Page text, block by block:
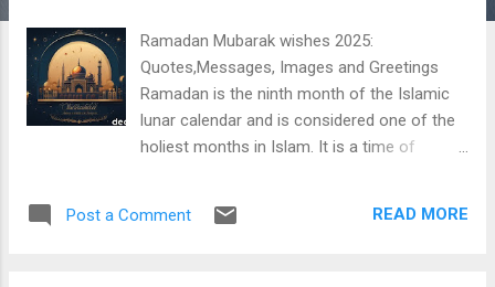
Ramadan Mubarak wishes 2025:
Quotes,Messages, Images and Greetings
Ramadan is the ninth month of the Islamic
lunar calendar and is considered one of the
holiest months in Islam. It is a time of
key points about Ramadan: Aspect
Post a Comment READ MORE